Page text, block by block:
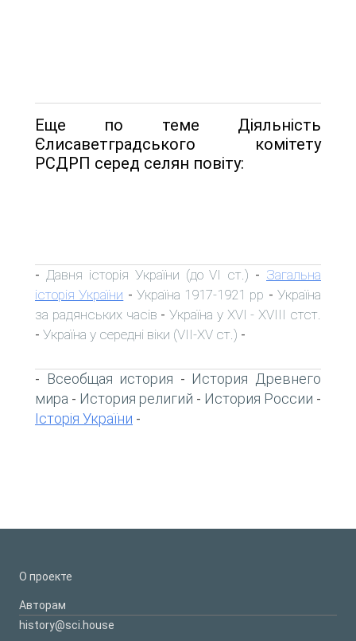
Еще по теме Діяльність
Єлисаветградського комітету
РСДРП серед селян повіту:
- Давня історія України (до VI ст.) - Загальна
історія України - Україна 1917-1921 рр -Україна
за радянських часів -Україна у XVI - XVIII стст.
- Україна у середні віки (VII-XV ст.) -
- Всеобщая история - История Древнего
мира - История религий - История России -
Історія України -
О проекте
Авторам
history@sci.house